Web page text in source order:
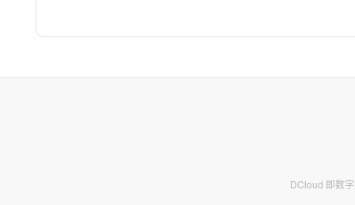
DCloud 即数